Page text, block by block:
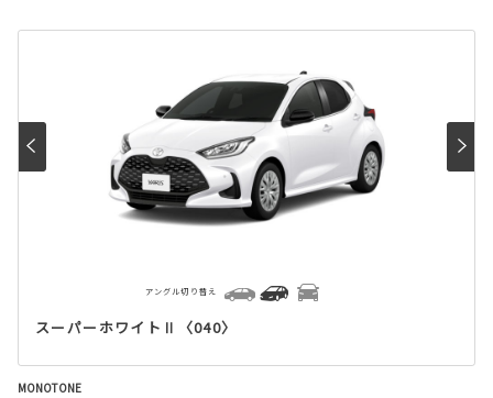
スーパーホワイトⅡ〈040〉
アングル切り替え
MONOTONE